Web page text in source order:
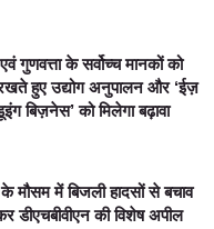
एवं गुणवत्ता के सर्वोच्च मानकों को
हुए उद्योग अनुपालन और ‘ईज़
बिज़नेस’ को मिलेगा बढ़ावा
के मौसम में बिजली हादसों से बचाव
डीएचबीवीएन की विशेष अपील